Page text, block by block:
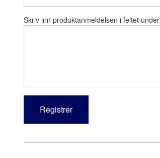
Skriv inn produktanmeldelsen i feltet under